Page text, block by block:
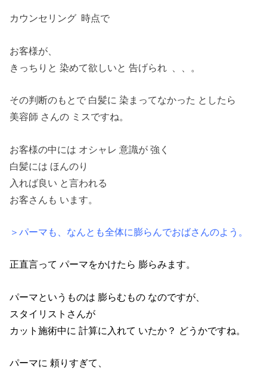
カウンセリング 時点で
お客様が、
きっちりと 染めて欲しいと 告げられ 、、。
その判断のもとで 白髪に 染まってなかった としたら
美容師 さんの ミスですね。
お客様の中には オシャレ 意識が 強く
白髪には ほんのり
入れば良い と言われる
お客さんも います。
＞パーマも、なんとも全体に膨らんでおばさんのよう。
正直言って パーマをかけたら 膨らみます。
パーマというものは 膨らむもの なのですが、
スタイリストさんが
カット施術中に計算に入れて いたか？ どうかですね。
パーマに 頼りすぎて、